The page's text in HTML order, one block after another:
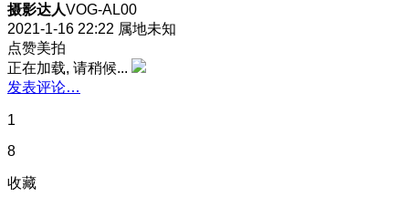
摄影达人VOG-AL00
2021-1-16 22:22 属地未知
点赞美拍
正在加载, 请稍候...
发表评论…
1
8
收藏